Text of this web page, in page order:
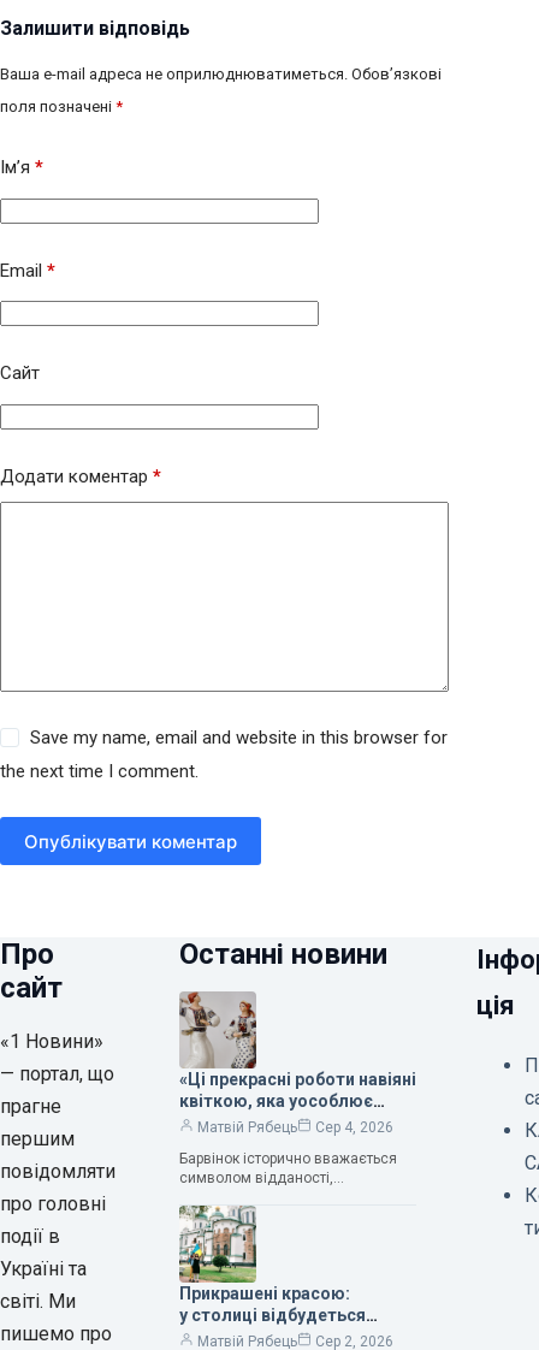
Залишити відповідь
Ваша e-mail адреса не оприлюднюватиметься. Обов’язкові
поля позначені *
Ім’я *
Email *
Сайт
Додати коментар *
Save my name, email and website in this browser for
the next time I comment.
Опублікувати коментар
Про
сайт
«1 Новини»
— портал, що
прагне
першим
повідомляти
про головні
події в
Україні та
світі. Ми
пишемо про
Останні новини
«Ці прекрасні роботи навіяні
квіткою, яка уособлює
нескінченне кохання», —
Людмила Карпінська-
Романюк
Матвій Рябець
Сер 4, 2026
Барвінок історично вважається
символом відданості,
та тривалого подружнього союзу.
Саме тому ця рослина надихала і
продовжує надихати митців на
Прикрашені красою:
у столиці відбудеться
дев’ятий фестиваль
Матвій Рябець Сер 2, 2026
ція